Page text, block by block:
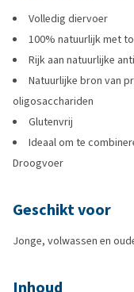
Volledig diervoer
100% natuurlijk met
Rijk aan natuurlijke
Natuurlijke bron van
oligosacchariden
Glutenvrij
Ideaal om te
Droogvoer
Geschikt voor
Jonge, volwassen en
Inhoud